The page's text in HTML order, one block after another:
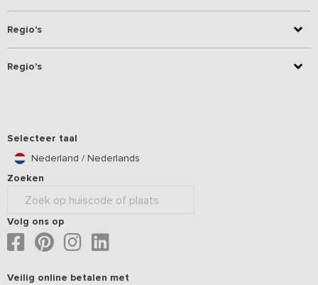
Regio's
Regio's
Selecteer taal
Nederland / Nederlands
Zoeken
Volg ons op
Veilig online betalen met